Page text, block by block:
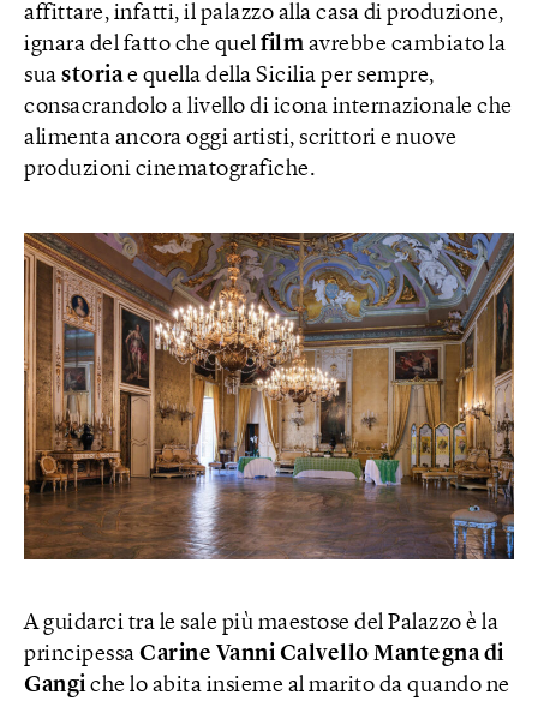
affittare, infatti, il palazzo alla casa di produzione,
ignara del fatto che quel film avrebbe cambiato la
sua storiae quella della Sicilia per sempre,
consacrandolo a livello di icona internazionale che
alimenta ancora oggi artisti, scrittori e nuove
produzioni cinematografiche.
A guidarci tra le sale più maestose del Palazzo è la
principessa Carine Vanni Calvello Mantegna di
Gangiche lo abita insieme al marito da quando ne